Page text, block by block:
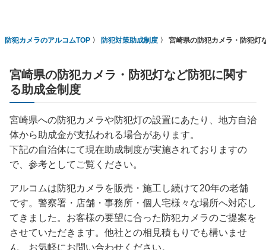
防犯カメラのアルコムTOP 防犯対策助成制度 宮崎県の防犯カメラ・防犯灯
宮崎県の防犯カメラ・防犯灯など防犯に関す
る助成金制度
宮崎県への防犯カメラや防犯灯の設置にあたり、地方自治
体から助成金が支払われる場合があります。
下記の自治体にて現在助成制度が実施されておりますの
で、参考としてご覧ください。
アルコムは防犯カメラを販売・施工し続けて20年の老舗
です。警察署・店舗・事務所・個人宅様々な場所へ対応し
てきました。お客様の要望に合った防犯カメラのご提案を
させていただきます。他社との相見積もりでも構いませ
ん、お気軽にお問い合わせください。